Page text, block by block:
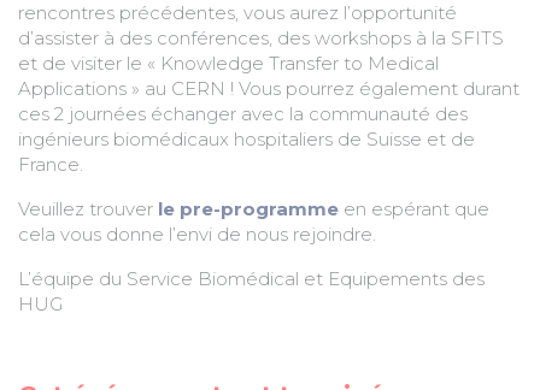
rencontres précédentes, vous aurez l’opportunité
d’assister à des conférences, des workshops à la SFITS
et de visiter le « Knowledge Transfer to Medical
Applications » au CERN ! Vous pourrez également durant
ces 2 journées échanger avec la communauté des
ingénieurs biomédicaux hospitaliers de Suisse et de
France.
Veuillez trouver le pre-programme en espérant que
cela vous donne l’envi de nous rejoindre.
L’équipe du Service Biomédical et Equipements des
HUG